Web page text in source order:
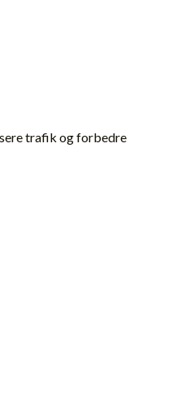
trafik og forbedre